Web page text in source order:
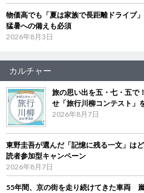
物価高でも「夏は家族で長距離ドライブ
猛暑への備えも必須
2026年8月3日
カルチャー
旅の思い出を五・七・五
せ「旅行川柳コンテスト」
2026年8月7日
東野圭吾が選んだ「記憶に残る一文」は
読者参加型キャンペーン
2026年8月7日
55年間、京の街を走り続けてきた車両